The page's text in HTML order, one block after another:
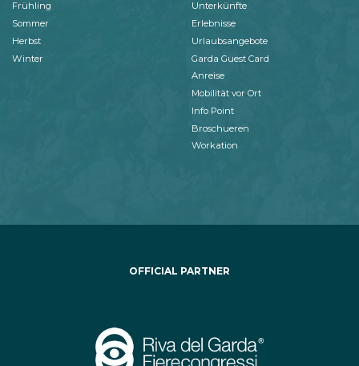
Frühling
Sommer
Herbst
Winter
Unterkünfte
Erlebnisse
Urlaubsangebote
Garda Guest Card
Anreise
Mobilität vor Ort
Info Point
Broschueren
Workation
OFFICIAL PARTNER